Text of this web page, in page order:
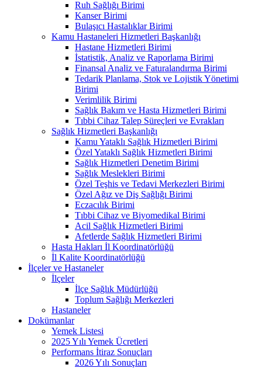
Ruh Sağlığı Birimi
Kanser Birimi
Bulaşıcı Hastalıklar Birimi
Kamu Hastaneleri Hizmetleri Başkanlığı
Hastane Hizmetleri Birimi
İstatistik, Analiz ve Raporlama Birimi
Finansal Analiz ve Faturalandırma Birimi
Tedarik Planlama, Stok ve Lojistik Yönetimi
Birimi
Verimlilik Birimi
Sağlık Bakım ve Hasta Hizmetleri Birimi
Tıbbi Cihaz Talep Süreçleri ve Evrakları
Sağlık Hizmetleri Başkanlığı
Kamu Yataklı Sağlık Hizmetleri Birimi
Özel Yataklı Sağlık Hizmetleri Birimi
Sağlık Hizmetleri Denetim Birimi
Sağlık Meslekleri Birimi
Özel Teşhis ve Tedavi Merkezleri Birimi
Özel Ağız ve Diş Sağlığı Birimi
Eczacılık Birimi
Tıbbi Cihaz ve Biyomedikal Birimi
Acil Sağlık Hizmetleri Birimi
Afetlerde Sağlık Hizmetleri Birimi
Hasta Hakları İl Koordinatörlüğü
İl Kalite Koordinatörlüğü
İlçeler ve Hastaneler
İlçeler
İlçe Sağlık Müdürlüğü
Toplum Sağlığı Merkezleri
Hastaneler
Dokümanlar
Yemek Listesi
2025 Yılı Yemek Ücretleri
Performans İtiraz Sonuçları
2026 Yılı Sonuçları